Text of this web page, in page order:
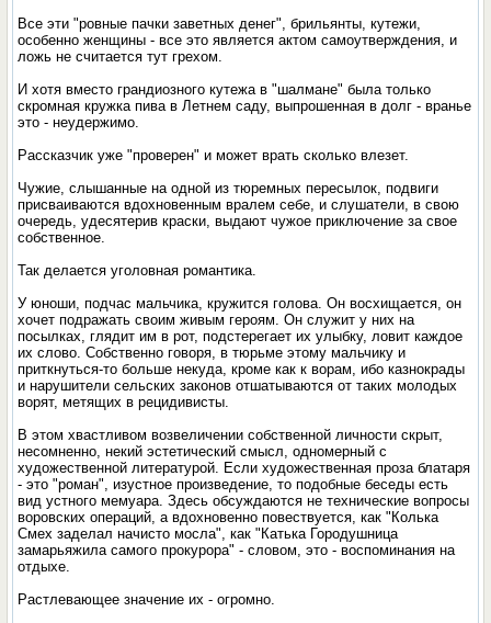
Все эти "ровные пачки заветных денег", брильянты, кутежи,
особенно женщины - все это является актом самоутверждения, и
ложь не считается тут грехом.
И хотя вместо грандиозного кутежа в "шалмане" была только
скромная кружка пива в Летнем саду, выпрошенная в долг - вранье
это - неудержимо.
Рассказчик уже "проверен" и может врать сколько влезет.
Чужие, слышанные на одной из тюремных пересылок, подвиги
присваиваются вдохновенным вралем себе, и слушатели, в свою
очередь, удесятерив краски, выдают чужое приключение за свое
собственное.
Так делается уголовная романтика.
У юноши, подчас мальчика, кружится голова. Он восхищается, он
хочет подражать своим живым героям. Он служит у них на
посылках, глядит им в рот, подстерегает их улыбку, ловит каждое
их слово. Собственно говоря, в тюрьме этому мальчику и
приткнуться-то больше некуда, кроме как к ворам, ибо казнокрады
и нарушители сельских законов отшатываются от таких молодых
ворят, метящих в рецидивисты.
В этом хвастливом возвеличении собственной личности скрыт,
несомненно, некий эстетический смысл, одномерный с
художественной литературой. Если художественная проза блатаря
- это "роман", изустное произведение, то подобные беседы есть
вид устного мемуара. Здесь обсуждаются не технические вопросы
воровских операций, а вдохновенно повествуется, как "Колька
Смех заделал начисто мосла", как "Катька Городушница
замарьяжила самого прокурора" - словом, это - воспоминания на
отдыхе.
Растлевающее значение их - огромно.